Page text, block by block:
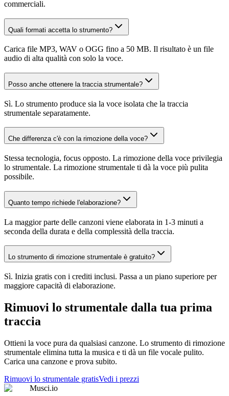
commerciali.
Quali formati accetta lo strumento?
Carica file MP3, WAV o OGG fino a 50 MB. Il risultato è un file
audio di alta qualità con solo la voce.
Posso anche ottenere la traccia strumentale?
Sì. Lo strumento produce sia la voce isolata che la traccia
strumentale separatamente.
Che differenza c'è con la rimozione della voce?
Stessa tecnologia, focus opposto. La rimozione della voce privilegia
lo strumentale. La rimozione strumentale ti dà la voce più pulita
possibile.
Quanto tempo richiede l'elaborazione?
La maggior parte delle canzoni viene elaborata in 1-3 minuti a
seconda della durata e della complessità della traccia.
Lo strumento di rimozione strumentale è gratuito?
Sì. Inizia gratis con i crediti inclusi. Passa a un piano superiore per
maggiore capacità di elaborazione.
Rimuovi lo strumentale dalla tua prima
traccia
Ottieni la voce pura da qualsiasi canzone. Lo strumento di rimozione
strumentale elimina tutta la musica e ti dà un file vocale pulito.
Carica una canzone e prova subito.
Rimuovi lo strumentale gratisVedi i prezzi
Musci.io